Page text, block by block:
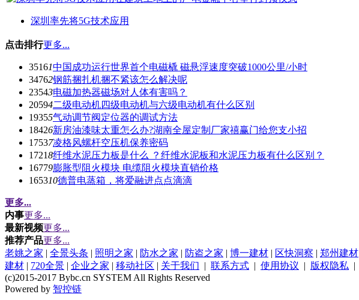
深圳率先将5G技术应用
点击排行更多...
35161中国成功运行世界首个电磁橇 磁悬浮速度突破1000公里/小时
34762钢筋捆扎机捆不紧该怎么解决呢
23543电磁加热器磁场对人体有害吗？
20594二级电动机四级电动机与六级电动机有什么区别
19355气动调节阀定位器的调试方法
18426新房油漆味太重怎么办?湖南全屋定制厂家禧赢门给您支小招
17537凌格风螺杆空压机保养密码
17218纤维水泥压力板是什么 ？纤维水泥板和水泥压力板有什么区别？
16779膨胀型阻火模块 电缆阻火模块直销价格
165310德普电蒸箱，将爱融进点点滴滴
更多...
内事更多...
最新视频更多...
推荐产品更多...
老姚之家 | 全景头条 | 照明之家 | 防水之家 | 防盗之家 | 博一建材 | 区快洞察 | 郑州建材
建材 | 720全景 | 企业之家 | 移动社区 | 关于我们 | 联系方式 | 使用协议 | 版权隐私 |
(c)2015-2017 Bybc.cn SYSTEM All Rights Reserved
Powered by 智控链